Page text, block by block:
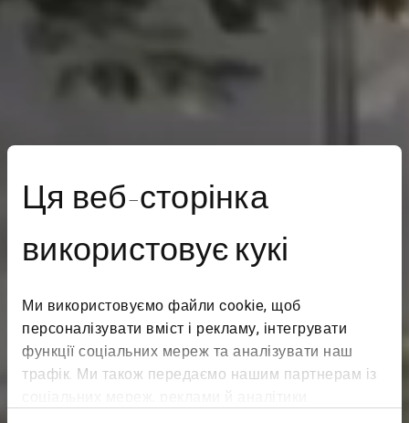
Ця веб-сторінка
використовує кукі
Ми використовуємо файли cookie, щоб
персоналізувати вміст і рекламу, інтегрувати
функції соціальних мереж та аналізувати наш
трафік. Ми також передаємо нашим партнерам із